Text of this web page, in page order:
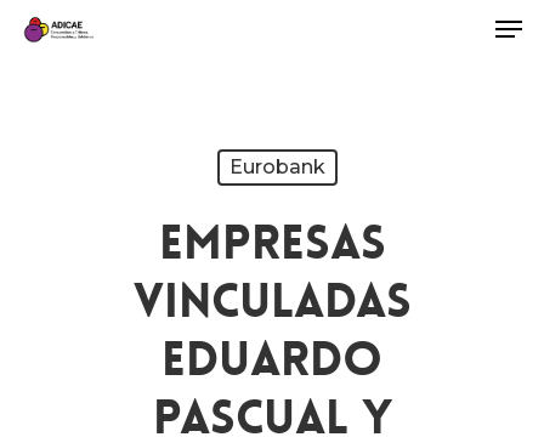
Eurobank
Empresas
Vinculadas
Eduardo
Pascual Y